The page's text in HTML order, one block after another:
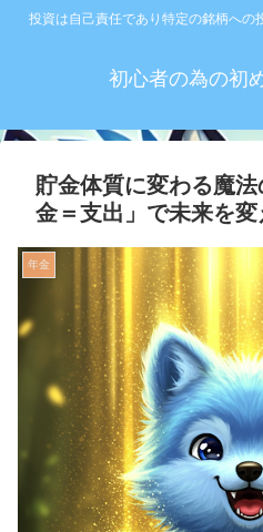
投資は自己責任であり特定の銘柄への
初心者の為の初
貯金体質に変わる魔
金＝支出」で未来を変
年金